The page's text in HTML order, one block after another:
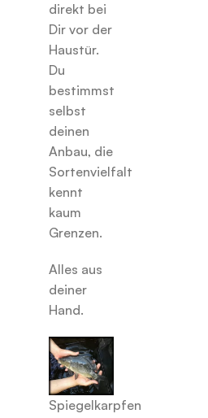
direkt bei
Dir vor der
Haustür.
Du
bestimmst
selbst
deinen
Anbau, die
Sortenvielfalt
kennt
kaum
Grenzen.
Alles aus
deiner
Hand.
Spiegelkarpfen